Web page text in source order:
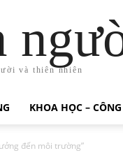
và thiên nhiên
KHOA HỌC –
đến môi trường”